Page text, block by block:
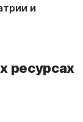
и
ресурсах